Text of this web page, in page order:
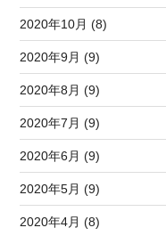
2020年10月 (8)
2020年9月 (9)
2020年8月 (9)
2020年7月 (9)
2020年6月 (9)
2020年5月 (9)
2020年4月 (8)